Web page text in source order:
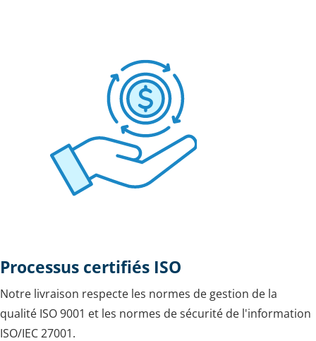
Processus certifiés ISO
Notre livraison respecte les normes de gestion de la
qualité ISO 9001 et les normes de sécurité de l'information
ISO/IEC 27001.